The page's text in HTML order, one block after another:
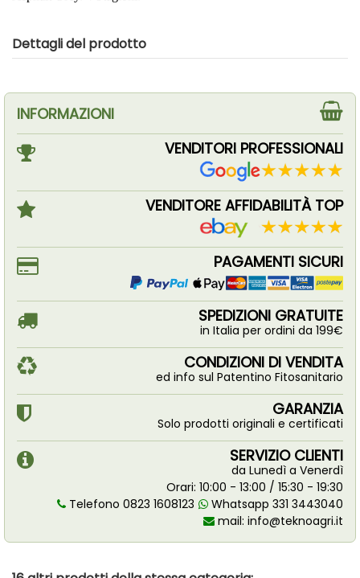
Dettagli del prodotto
INFORMAZIONI
VENDITORI PROFESSIONALI
VENDITORE AFFIDABILITÀ TOP
PAGAMENTI SICURI
SPEDIZIONI GRATUITE
in Italia per ordini da 199€
CONDIZIONI DI VENDITA
ed info sul Patentino Fitosanitario
GARANZIA
Solo prodotti originali e certificati
SERVIZIO CLIENTI
da Lunedì a Venerdì
Orari: 10:00 - 13:00 / 15:30 - 19:30
Telefono 0823 1608123
Whatsapp 331 3443040
mail: info@teknoagri.it